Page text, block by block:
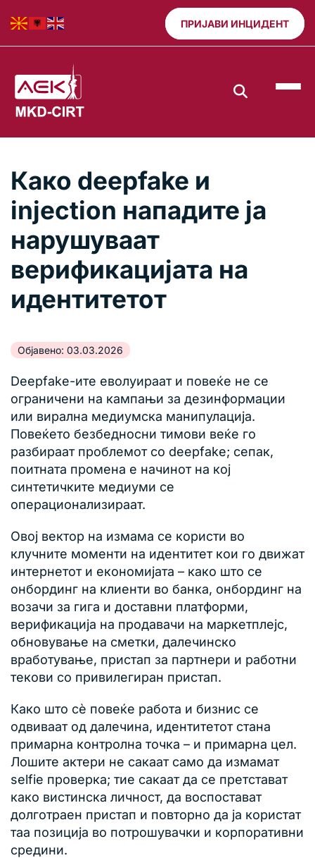
ПРИЈАВИ ИНЦИДЕНТ
Како deepfake и
injection нападите ја
нарушуваат
верификацијата на
идентитетот
Објавено: 03.03.2026
Deepfake-ите еволуираат и повеќе не се
ограничени на кампањи за дезинформации
или вирална медиумска манипулација.
Повеќето безбедносни тимови веќе го
разбираат проблемот со deepfake; сепак,
поитната промена е начинот на кој
синтетичките медиуми се
операционализираат.
Овој вектор на измама се користи во
клучните моменти на идентитет кои го движат
интернетот и економијата – како што се
онбординг на клиенти во банка, онбординг на
возачи за гига и доставни платформи,
верификација на продавачи на маркетплејс,
обновување на сметки, далечинско
вработување, пристап за партнери и работни
текови со привилегиран пристап.
Како што сè повеќе работа и бизнис се
одвиваат од далечина, идентитетот стана
примарна контролна точка – и примарна цел.
Лошите актери не сакаат само да измамат
selfie проверка; тие сакаат да се претстават
како вистинска личност, да воспостават
долготраен пристап и повторно да ја користат
таа позиција во потрошувачки и корпоративни
средини.